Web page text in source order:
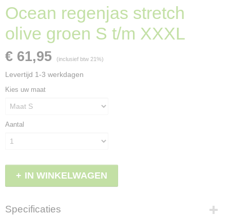
Ocean regenjas stretch
olive groen S t/m XXXL
€ 61,95 (inclusief btw 21%)
Levertijd 1-3 werkdagen
Kies uw maat
Aantal
IN WINKELWAGEN
Specificaties